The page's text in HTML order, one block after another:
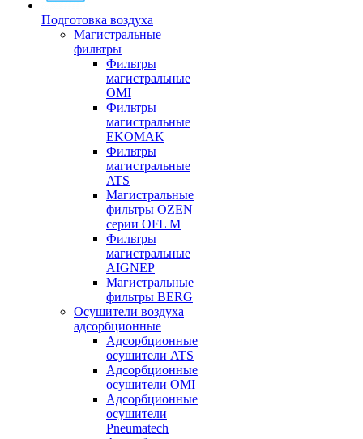
Подготовка воздуха
Магистральные
фильтры
Фильтры
магистральные
OMI
Фильтры
магистральные
EKOMAK
Фильтры
магистральные
ATS
Магистральные
фильтры OZEN
серии OFL M
Фильтры
магистральные
AIGNEP
Магистральные
фильтры BERG
Осушители воздуха
адсорбционные
Адсорбционные
осушители ATS
Адсорбционные
осушители OMI
Адсорбционные
осушители
Pneumatech